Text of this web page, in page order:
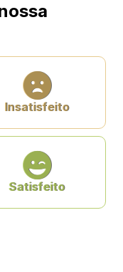
Insatisfeito
Satisfeito